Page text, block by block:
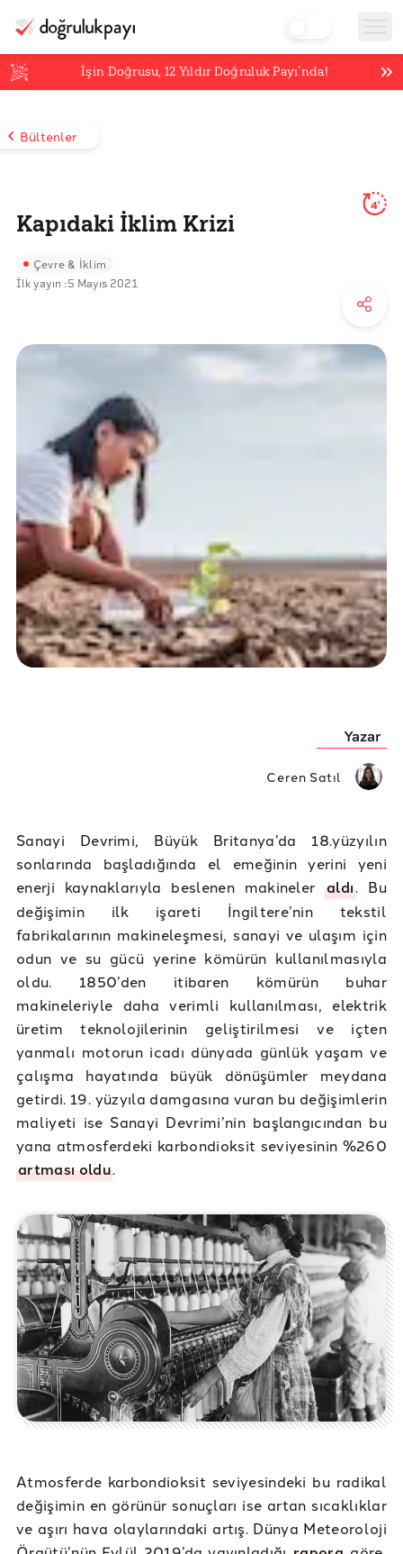
İşin Doğrusu,12 Yıldır Doğruluk Payı’nda!
Bültenler
Kapıdaki İklim Krizi
4'
Çevre & İklim
İlk yayın :5 Mayıs 2021
Yazar
Ceren Satıl
Sanayi Devrimi, Büyük Britanya’da 18.yüzyılın
sonlarında başladığında el emeğinin yerini yeni
enerji kaynaklarıyla beslenen makineleraldı. Bu
değişimin ilk işareti İngiltere’nin tekstil
fabrikalarının makineleşmesi, sanayi ve ulaşım için
odun ve su gücü yerine kömürün kullanılmasıyla
oldu. 1850’den itibaren kömürün buhar
makineleriyle daha verimli kullanılması, elektrik
üretim teknolojilerinin geliştirilmesi ve içten
yanmalı motorun icadı dünyada günlük yaşam ve
çalışma hayatında büyük dönüşümler meydana
getirdi. 19. yüzyıla damgasına vuran bu değişimlerin
maliyeti ise Sanayi Devrimi’nin başlangıcından bu
yana atmosferdeki karbondioksit seviyesinin %260
artması oldu.
Atmosferde karbondioksit seviyesindeki bu radikal
değişimin en görünür sonuçları ise artan sıcaklıklar
ve aşırı hava olaylarındaki artış. Dünya Meteoroloji